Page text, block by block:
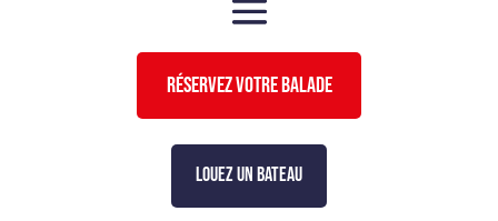
RÉSERVEZ VOTRE BALADE
LOUEZ UN BATEAU